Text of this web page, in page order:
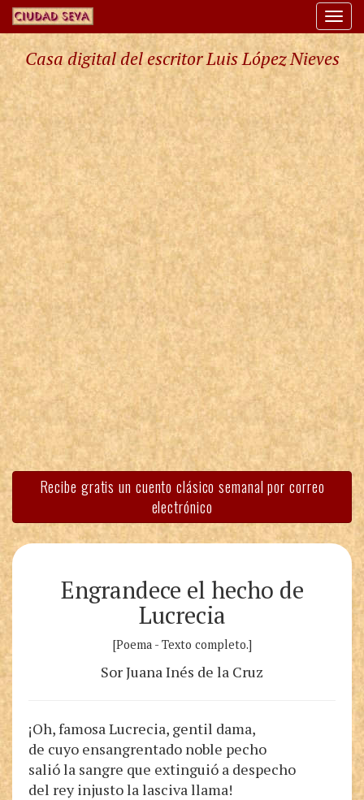
Casa digital del escritor Luis López Nieves
Recibe gratis un cuento clásico semanal por correo
electrónico
Engrandece el hecho de
Lucrecia
[Poema - Texto completo.]
Sor Juana Inés de la Cruz
¡Oh, famosa Lucrecia, gentil dama,
de cuyo ensangrentado noble pecho
salió la sangre que extinguió a despecho
del rey injusto la lasciva llama!